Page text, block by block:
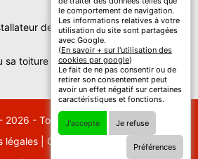
de fenetre de toit Yvelines
sa toiture Yvelines
2026 - Tout droit réservé
légales| Contactez-nous
le comportement de navigation.
Les informations relatives à votre
utilisation du site sont partagées
avec Google.
(En savoir + sur l'utilisation des
cookies par google)
Le fait de ne pas consentir ou de
retirer son consentement peut
avoir un effet négatif sur certaines
caractéristiques et fonctions.
J'accepte Je refuse
Préférences